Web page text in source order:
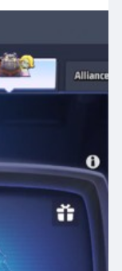
War :
via des